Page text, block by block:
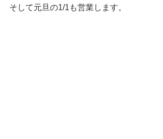
そして元旦の1/1も営業します。